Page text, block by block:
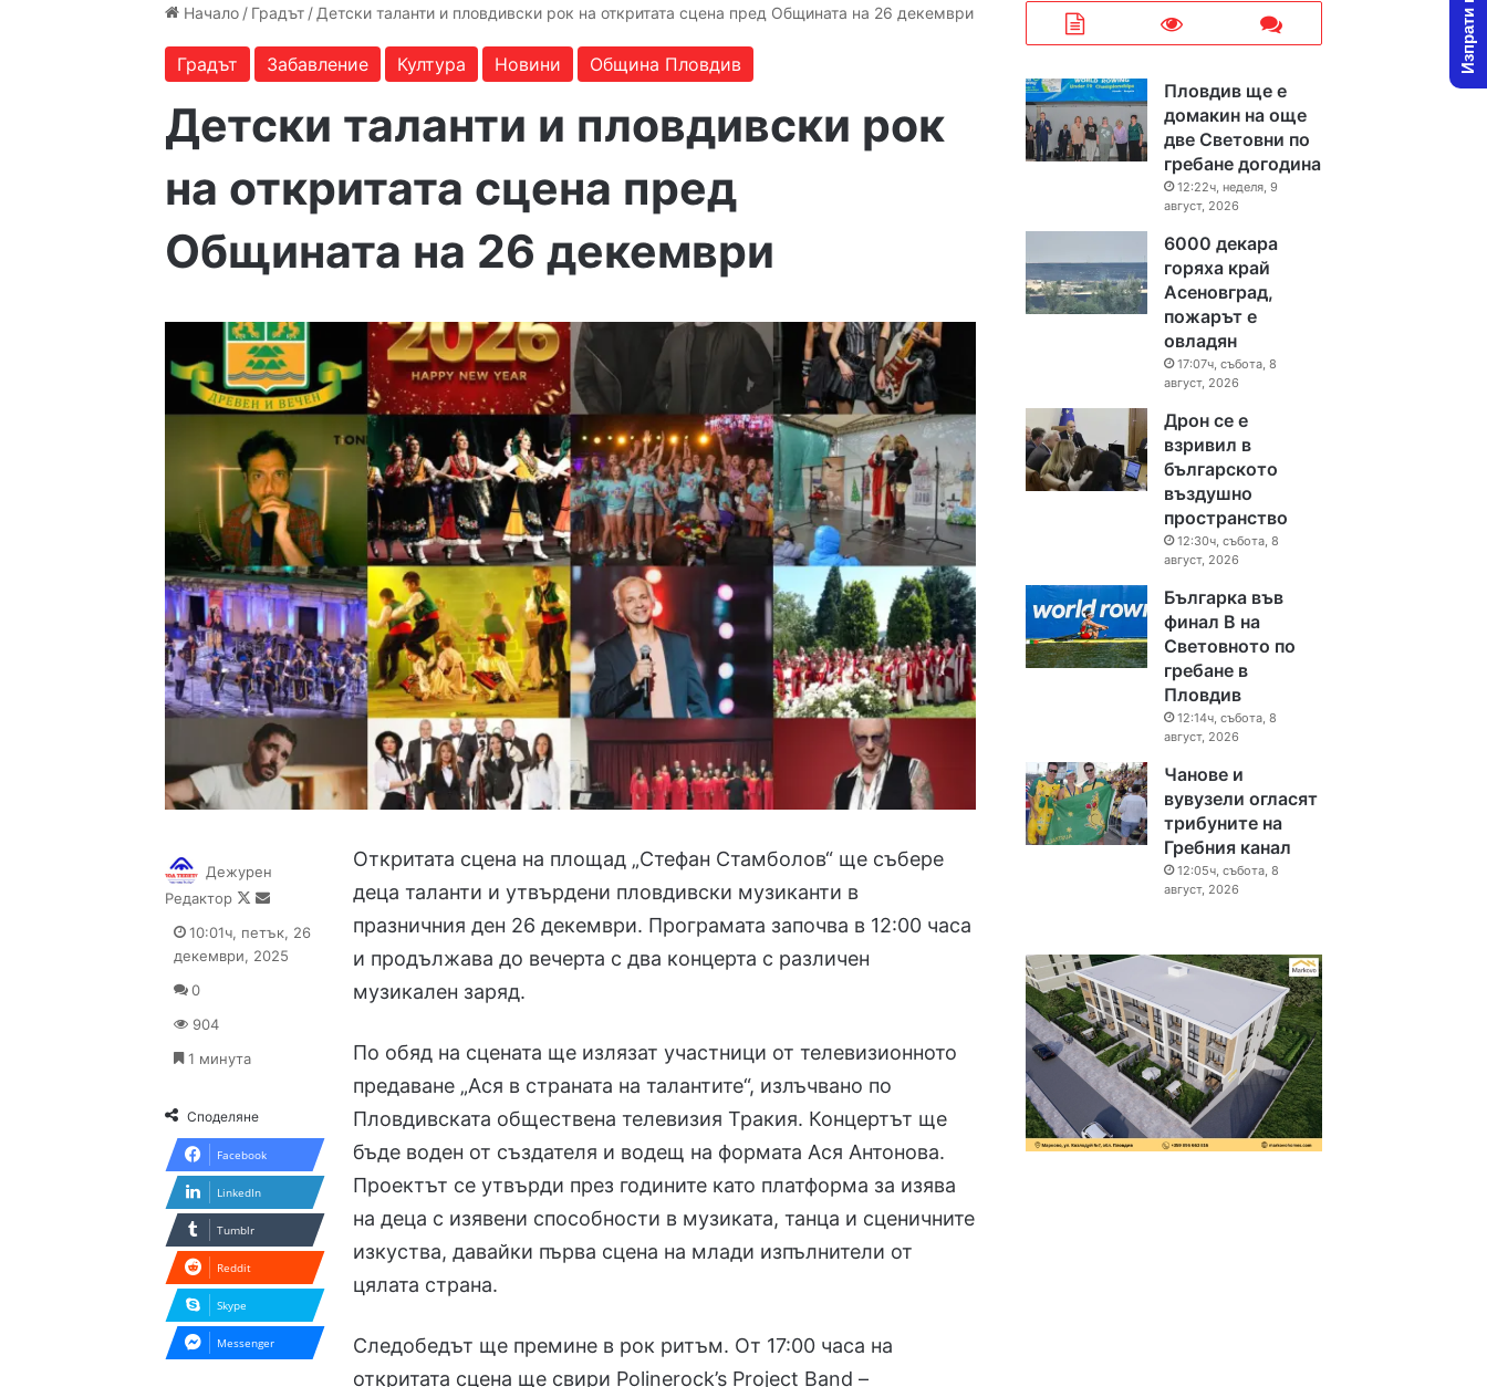
Начало / Градът / Детски таланти и пловдивски рок на откритата сцена пред Общината на 26 декември
Градът Забавление Култура Новини Община Пловдив
Детски таланти и пловдивски рок
на откритата сцена пред
Общината на 26 декември
Откритата сцена на площад „Стефан Стамболов“ ще събере
деца таланти и утвърдени пловдивски музиканти в
празничния ден 26 декември. Програмата започва в 12:00 часа
и продължава до вечерта с два концерта с различен
музикален заряд.
По обяд на сцената ще излязат участници от телевизионното
предаване „Ася в страната на талантите“, излъчвано по
Пловдивската обществена телевизия Тракия. Концертът ще
бъде воден от създателя и водещ на формата Ася Антонова.
Проектът се утвърди през годините като платформа за изява
на деца с изявени способности в музиката, танца и сценичните
изкуства, давайки първа сцена на млади изпълнители от
цялата страна.
Следобедът ще премине в рок ритъм. От 17:00 часа на
откритата сцена ще свири Polinerock’s Project Band –
Дежурен
Редактор
Follow
X
Send
email
10:01ч, петък, 26
декември, 2025
0
904
1 минута
Споделяне
Facebook
LinkedIn
Tumblr
Reddit
Skype
Messenger
Пловдив ще е
домакин на още
две Световни по
гребане догодина
12:22ч, неделя, 9
август, 2026
6000 декара
горяха край
Асеновград,
пожарът е
овладян
17:07ч, събота, 8
август, 2026
Дрон се е
взривил в
българското
въздушно
пространство
12:30ч, събота, 8
август, 2026
Българка във
финал B на
Световното по
гребане в
Пловдив
12:14ч, събота, 8
август, 2026
Чанове и
вувузели огласят
трибуните на
Гребния канал
12:05ч, събота, 8
август, 2026